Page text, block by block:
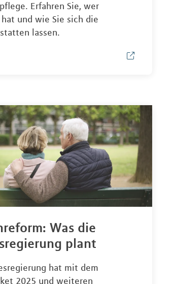
Erfahren Sie, wer
und wie Sie sich die
lassen.
Was die
plant
hat mit dem
2025 und weiteren